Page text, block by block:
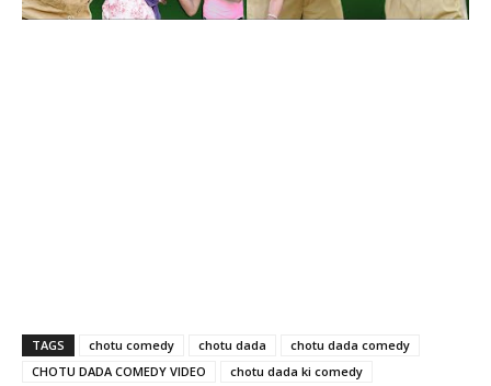
TAGS chotu comedy chotu dada
chotu dada comedy
CHOTU DADA COMEDY VIDEO
chotu dada ki comedy